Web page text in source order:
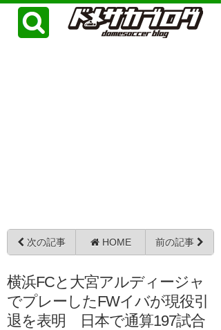
次の記事 HOME 前の記事
横浜FCと大宮アルディージャ
でプレーしたFWイバが現役引
退を表明 日本で通算197試合